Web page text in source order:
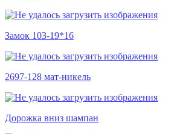
Замок 103-19*16
2697-128 мат-никель
Дорожка вниз шампан